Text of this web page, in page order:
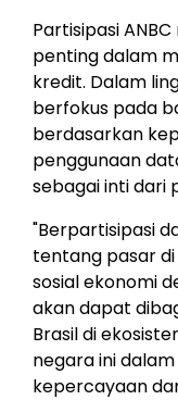
Partisipasi
penting dalam
kredit. Dalam
berfokus pada
berdasarkan
penggunaan
sebagai inti dari
"Berpartisipasi
tentang pasar
sosial ekonomi
akan dapat
Brasil di
negara ini
kepercayaan